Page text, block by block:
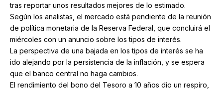
tras reportar unos resultados mejores de lo estimado.
Según los analistas, el mercado está pendiente de la reunión
de política monetaria de la Reserva Federal, que concluirá el
miércoles con un anuncio sobre los tipos de interés.
La perspectiva de una bajada en los tipos de interés se ha
ido alejando por la persistencia de la inflación, y se espera
que el banco central no haga cambios.
El rendimiento del bono del Tesoro a 10 años dio un respiro,